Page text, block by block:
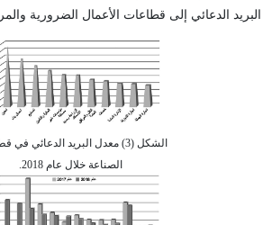
البريد الدعائي إلى قطاعات الأعمال الضرورية
الشكل (3) معدل البريد الدعائي
الصناعة خلال عام 2018.